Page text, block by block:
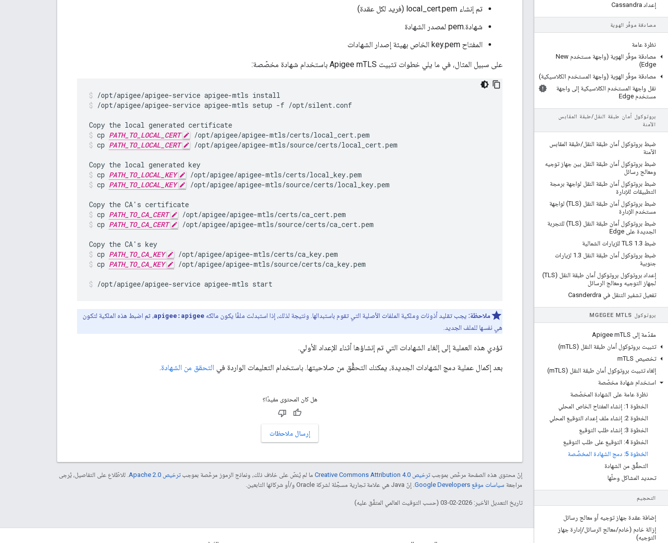
إعداد Cassandra
مصادقة موفِّر الهوية
نظرة عامة
مصادقة موفِّر الهوية (واجهة مستخدم New
Edge)
مصادقة موفِّر الهوية (واجهة المستخدم الكلاسيكية)
نقل واجهة المستخدم الكلاسيكية إلى واجهة
مستخدم Edge
بروتوكول أمان طبقة النقل/طبقة المقابس
الآمنة
ضبط بروتوكول أمان طبقة النقل/طبقة المقابس
الآمنة
ضبط بروتوكول أمان طبقة النقل بين جهاز توجيه
ومعالج رسائل
ضبط بروتوكول أمان طبقة النقل لواجهة برمجة
التطبيقات للإدارة
ضبط بروتوكول أمان طبقة النقل (TLS) لواجهة
مستخدم الإدارة
ضبط بروتوكول أمان طبقة النقل (TLS) للتجربة
الجديدة على Edge
ضبط TLS 1
.3 للزيارات الشمالية
ضبط بروتوكول أمان طبقة النقل 1
.
3 لزيارات
جنوبية
إعداد بروتوكول بروتوكول أمان طبقة النقل (TLS)
لجهاز التوجيه ومعالج الرسائل
تفعيل تشفير التنقل في Casnderdra
بروتوكول MGEGEE M TLS
مقدّمة إلى Apigee m TLS
تثبيت بروتوكول أمان طبقة النقل (mTLS)
تخصيص m TLS
إلغاء تثبيت بروتوكول أمان طبقة النقل (mTLS)
استخدام شهادة مخصّصة
نظرة عامة على الشهادة المخصّصة
الخطوة 1: إنشاء المفتاح الخاص المحلي
الخطوة 2: إنشاء ملف إعداد التوقيع المحلي
الخطوة 3: إنشاء طلب التوقيع
الخطوة 4: التوقيع على طلب التوقيع
الخطوة 5: دمج الشهادة المخصَّصة
التحقُّق من الشهادة
تحديد المشاكل وحلّها
التحجيم
إضافة عقدة جهاز توجيه أو معالج رسائل
إزالة خادم (خادم/معالج الرسائل/إدارة جهاز
التوجيه)
تم إنشاء local_cert.pem (فريد لكل عقدة)
شهادة.pem لمصدر الشهادة
المفتاح key.pem الخاص بهيئة إصدار الشهادات
على سبيل المثال، في ما يلي خطوات تثبيت Apigee mTLS باستخدام شهادة مخصّصة:
/opt/apigee/apigee-service apigee-mtls setup -f /opt/silent.conf
cp PATH_TO_LOCAL_CERT
/opt/apigee/apigee-mtls/certs/local_cert.pem
cp PATH_TO_LOCAL_CERT /opt/apigee/apigee-mtls/source/certs/local_cert.pem
cp PATH_TO_LOCAL_KEY
/opt/apigee/apigee-mtls/certs/local_key.pem
cp PATH_TO_LOCAL_KEY /opt/apigee/apigee-mtls/source/certs/local_key.pem
cp PATH_TO_CA_CERT
/opt/apigee/apigee-mtls/certs/ca_cert.pem
cp PATH_TO_CA_CERT /opt/apigee/apigee-mtls/source/certs/ca_cert.pem
cp PATH_TO_CA_KEY
/opt/apigee/apigee-mtls/certs/ca_key.pem
cp PATH_TO_CA_KEY /opt/apigee/apigee-mtls/source/certs/ca_key.pem
/opt/apigee/apigee-service apigee-mtls start
ملاحظة: يجب تقليد أذونات وملكية الملفات الأصلية التي تقوم باستبدالها. ونتيجة لذلك، إذا استبدلت ملفًا يكون مالكه apigee:apigee، ثم اضبط هذه الملكية لتكون
هي نفسها للملف الجديد.
تؤدي هذه العملية إلى إلغاء الشهادات التي تم إنشاؤها أثناء الإعداد الأولي.
بعد إكمال عملية دمج الشهادات الجديدة، يمكنك التحقُّق من صلاحيتها. باستخدام التعليمات الواردة في التحقق من الشهادة.
هل كان المحتوى مفيدًا؟
إرسال ملاحظات
إنّ محتوى هذه الصفحة مرخّص بموجبترخيص Creative Commons Attribution 4.0‏ ما لم يُنصّ على خلاف ذلك، ونماذج الرموز مرخّصة بموجبترخيص Apache 2.0‏
. للاطّلاع على التفاصيل، يُرجى
مراجعة سياسات موقع Google Developers‏ . إنّ Java هي علامة تجارية مسجَّلة لشركة Oracle و/أو شركائها التابعين.
تاريخ التعديل الأخير: 2026-02-03 (حسب التوقيت العالمي المتفَّق عليه)